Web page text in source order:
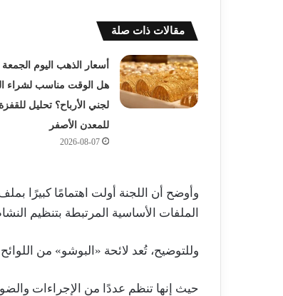
مقالات ذات صلة
هل الوقت مناسب لشراء
لجني الأرباح؟ تحليل
للمعدن الأصفر
2026-08-07
وأوضح أن اللجنة أولت اهتمامًا كبيرًا
الملفات الأساسية المرتبطة بتنظيم
وللتوضيح، تُعد لائحة «البوشو» من
حيث إنها تنظم عددًا من الإجراءات